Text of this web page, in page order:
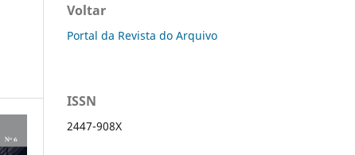
Voltar
Portal da Revista do Arquivo
ISSN
2447-908X